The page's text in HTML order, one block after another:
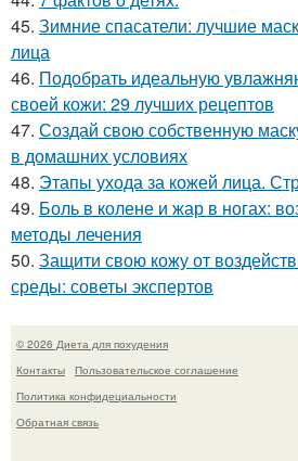
45. Зимние спасатели: лучшие
лица
46. Подобрать идеальную
своей кожи: 29 лучших рецептов
47. Создай свою собственную
в домашних условиях
48. Этапы ухода за кожей лица.
49. Боль в колене и жар в ногах:
методы лечения
50. Защити свою кожу от
среды: советы экспертов
© 2026 Диета для похудения
Контакты
Пользовательское соглашение
Политика конфидециальности
Обратная связь